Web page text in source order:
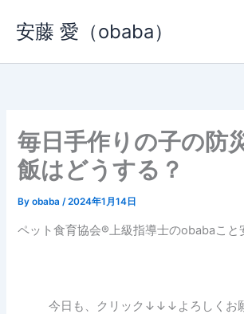
ス
安藤 愛（obaba）
毎日手作りの子の防
飯はどうする？
Byobaba/2024年1月14日
ペット食育協会®︎上級指導士のobabaこと
今日も、クリック↓↓↓よろしくお